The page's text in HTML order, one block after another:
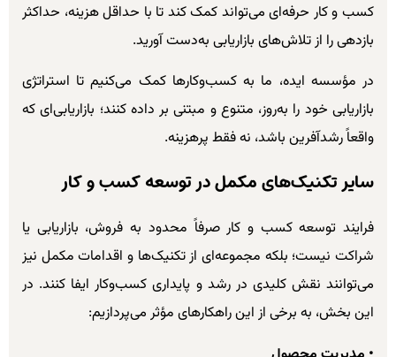
کسب و کار حرفه‌ای می‌تواند کمک کند تا با حداقل هزینه، حداکثر
بازدهی را از تلاش‌های بازاریابی به‌دست آورید.
در مؤسسه ایده، ما به کسب‌وکارها کمک می‌کنیم تا استراتژی
بازاریابی خود را به‌روز، متنوع و مبتنی بر داده کنند؛ بازاریابی‌ای که
واقعاً رشدآفرین باشد، نه فقط پرهزینه.
سایر تکنیک‌های مکمل در توسعه کسب و کار
فرایند توسعه کسب و کار صرفاً محدود به فروش، بازاریابی یا
شراکت نیست؛ بلکه مجموعه‌ای از تکنیک‌ها و اقدامات مکمل نیز
می‌توانند نقش کلیدی در رشد و پایداری کسب‌وکار ایفا کنند. در
این بخش، به برخی از این راهکارهای مؤثر می‌پردازیم: